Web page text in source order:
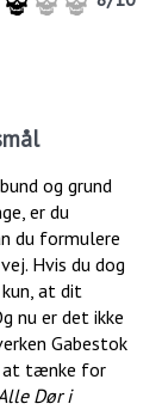
og grund
er du
du formulere
Hvis du dog
at dit
nu er det ikke
Gabestok
at tænke for
Dør i